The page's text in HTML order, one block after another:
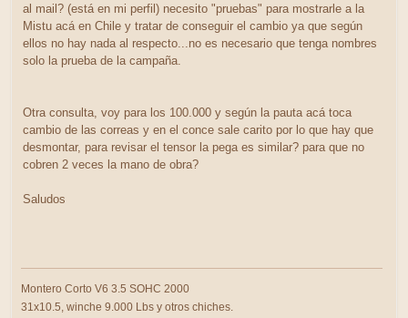
al mail? (está en mi perfil) necesito "pruebas" para mostrarle a la
Mistu acá en Chile y tratar de conseguir el cambio ya que según
ellos no hay nada al respecto...no es necesario que tenga nombres
solo la prueba de la campaña.
Otra consulta, voy para los 100.000 y según la pauta acá toca
cambio de las correas y en el conce sale carito por lo que hay que
desmontar, para revisar el tensor la pega es similar? para que no
cobren 2 veces la mano de obra?
Saludos
Montero Corto V6 3.5 SOHC 2000
31x10.5, winche 9.000 Lbs y otros chiches.